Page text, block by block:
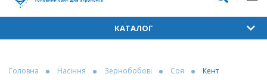
КАТАЛОГ
Головна Насіння Зернобобові Соя Кент